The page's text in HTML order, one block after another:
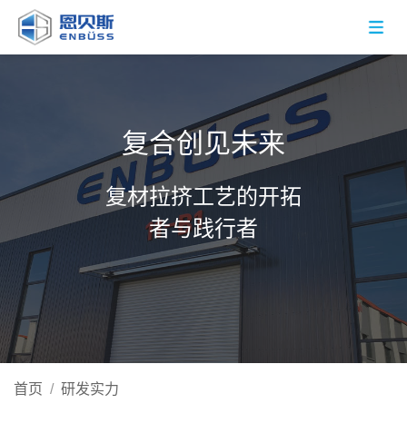
复合创见未来
复材拉挤工艺的开拓
者与践行者
首页 / 研发实力